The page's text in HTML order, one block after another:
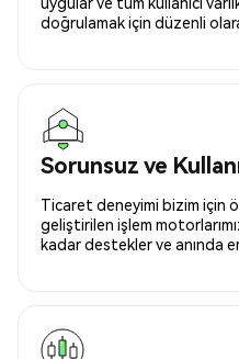
doğrulamak için düzenli
Sorunsuz ve
Ticaret deneyimi bizim için
geliştirilen işlem
kadar destekler ve anında